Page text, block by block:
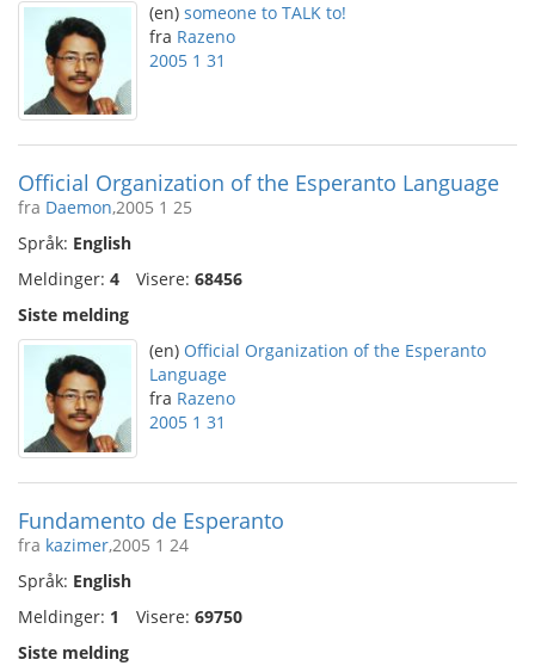
(en) someone to TALK to!
fra Razeno
2005 1 31
Official Organization of the Esperanto Language
fra Daemon,2005 1 25
Språk: English
Meldinger: 4 Visere: 68456
Siste melding
(en) Official Organization of the Esperanto
Language
fra Razeno
2005 1 31
Fundamento de Esperanto
fra kazimer,2005 1 24
Språk: English
Meldinger: 1 Visere: 69750
Siste melding